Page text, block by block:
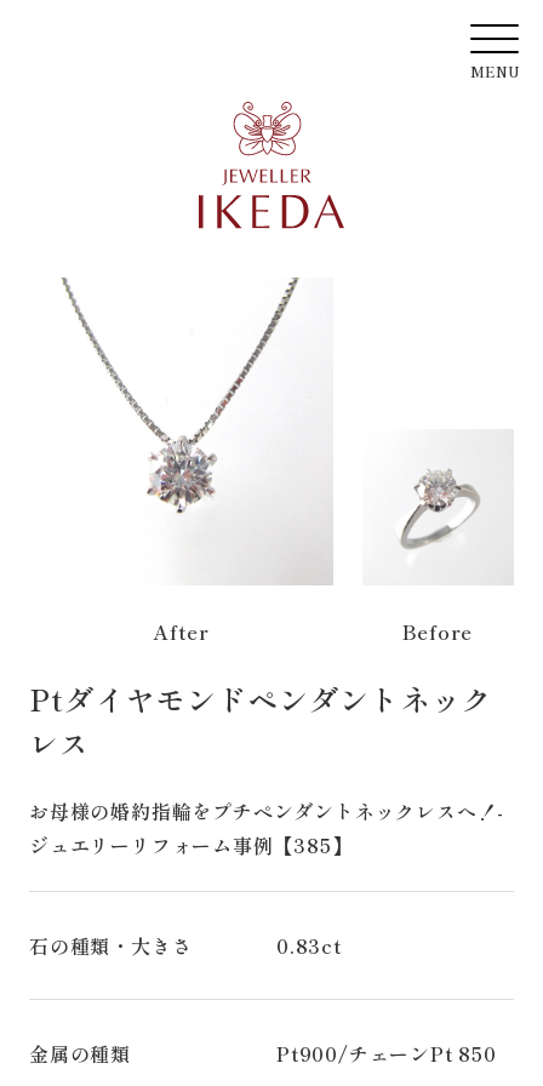
After Before
Ptダイヤモンドペンダントネック
レス
お母様の婚約指輪をプチペンダントネックレスへ！-
ジュエリーリフォーム事例【385】
石の種類・大きさ 0.83ct
金属の種類 Pt900/チェーンPt 850